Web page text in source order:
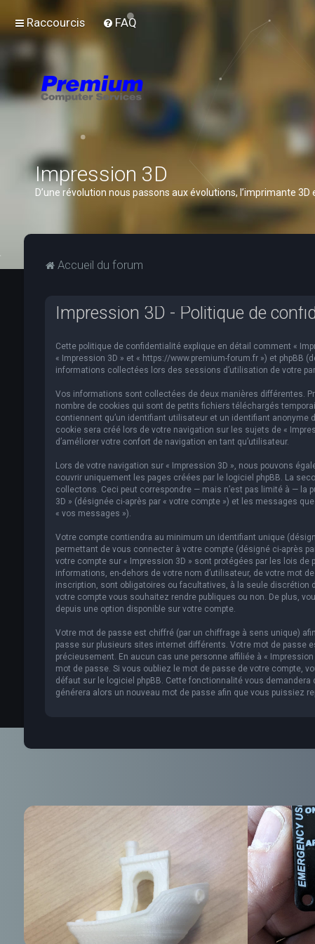
Raccourcis FAQ
Impression 3D
D’une révolution nous passons aux évolutions, l’imprimante
Accueil du forum
Impression 3D - Politique de
Cette politique de confidentialité explique en détail comment «
« Impression 3D » et « https://www.premium-forum.fr ») et phpBB
informations collectées lors des sessions d’utilisation de votre
Vos informations sont collectées de deux manières différentes.
nombre de cookies qui sont de petits fichiers téléchargés
contiennent qu’un identifiant utilisateur et un identifiant
cookie sera créé lors de votre navigation sur les sujets de «
d’améliorer votre confort de navigation en tant qu’utilisateur.
Lors de votre navigation sur « Impression 3D », nous pouvons
couvrir uniquement les pages créées par le logiciel phpBB. La
collectons. Ceci peut correspondre — mais n’est pas limité à — la
3D » (désignée ci-après par « votre compte ») et les messages
« vos messages »).
Votre compte contiendra au minimum un identifiant unique
permettant de vous connecter à votre compte (désigné ci-après
votre compte sur « Impression 3D » sont protégées par les lois
informations, en-dehors de votre nom d’utilisateur, de votre mot
inscription, sont obligatoires ou facultatives, à la seule discrétion
votre compte vous souhaitez rendre publiques ou non. De plus,
depuis une option disponible sur votre compte.
Votre mot de passe est chiffré (par un chiffrage à sens unique)
passe sur plusieurs sites internet différents. Votre mot de passe
précieusement. En aucun cas une personne affiliée à «
mot de passe. Si vous oubliez le mot de passe de votre compte,
défaut sur le logiciel phpBB. Cette fonctionnalité vous
générera alors un nouveau mot de passe afin que vous puissiez